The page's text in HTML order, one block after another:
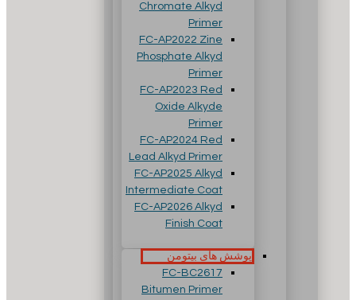
Chromate Alkyd
Primer
FC-AP2022 Zine
Phosphate Alkyd
Primer
FC-AP2023 Red
Oxide Alkyde
Primer
FC-AP2024 Red
Lead Alkyd Primer
FC-AP2025 Alkyd
Intermediate Coat
FC-AP2026 Alkyd
Finish Coat
پوشش های بیتومن
FC-BC2617
Bitumen Primer